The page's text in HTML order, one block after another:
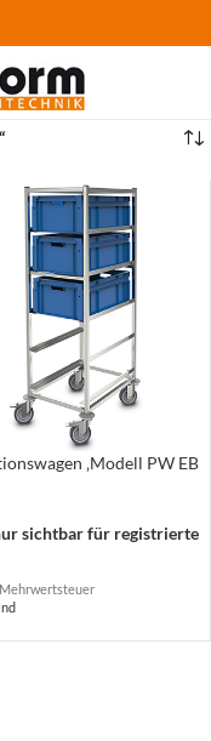
‚Modell PW EB
sichtbar für registrierte